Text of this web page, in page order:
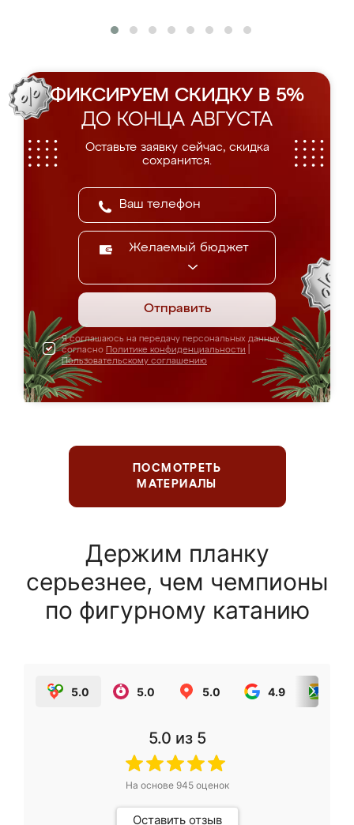
ФИКСИРУЕМ СКИДКУ В 5%
ДО КОНЦА АВГУСТА
Оставьте заявку сейчас, скидка
сохранится.
Желаемый бюджет
Отправить
Я соглашаюсь на передачу персональных данных
согласно Политике конфиденциальности
Пользовательскому соглашению
ПОСМОТРЕТЬ
МАТЕРИАЛЫ
Держим планку
серьезнее, чем чемпионы
по фигурному катанию
5.0 5.0 5.0 4.9
5.0 из 5
На основе 945оценок
Оставить отзыв